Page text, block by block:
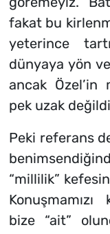
fakat bu
yeterince
dünyaya yön
ancak Özel’in
pek uzak
Peki referans
“millilik”
bize “ait”